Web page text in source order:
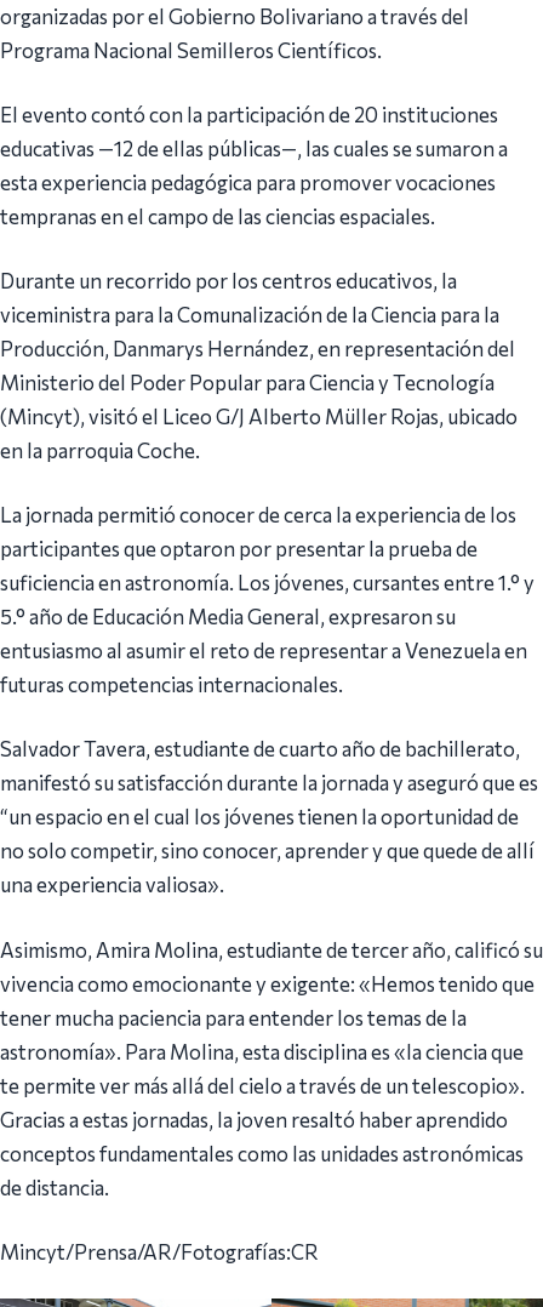
organizadas por el Gobierno Bolivariano a través del
Programa Nacional Semilleros Científicos.
El evento contó con la participación de 20 instituciones
educativas —12 de ellas públicas—, las cuales se sumaron a
esta experiencia pedagógica para promover vocaciones
tempranas en el campo de las ciencias espaciales.
Durante un recorrido por los centros educativos, la
viceministra para la Comunalización de la Ciencia para la
Producción, Danmarys Hernández, en representación del
Ministerio del Poder Popular para Ciencia y Tecnología
(Mincyt), visitó el Liceo G/J Alberto Müller Rojas, ubicado
en la parroquia Coche.
La jornada permitió conocer de cerca la experiencia de los
participantes que optaron por presentar la prueba de
suficiencia en astronomía. Los jóvenes, cursantes entre 1.° y
5.° año de Educación Media General, expresaron su
entusiasmo al asumir el reto de representar a Venezuela en
futuras competencias internacionales.
Salvador Tavera, estudiante de cuarto año de bachillerato,
manifestó su satisfacción durante la jornada y aseguró que es
“un espacio en el cual los jóvenes tienen la oportunidad de
no solo competir, sino conocer, aprender y que quede de allí
una experiencia valiosa».
Asimismo, Amira Molina, estudiante de tercer año, calificó su
vivencia como emocionante y exigente: «Hemos tenido que
tener mucha paciencia para entender los temas de la
astronomía». Para Molina, esta disciplina es «la ciencia que
te permite ver más allá del cielo a través de un telescopio».
Gracias a estas jornadas, la joven resaltó haber aprendido
conceptos fundamentales como las unidades astronómicas
de distancia.
Mincyt/Prensa/AR/Fotografías:CR